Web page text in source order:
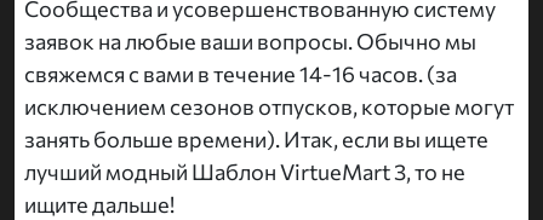
Сообщества и усовершенствованную систему
заявок на любые ваши вопросы. Обычно мы
свяжемся с вами в течение 14-16 часов. (за
исключением сезонов отпусков, которые могут
занять больше времени). Итак, если вы ищете
лучший модный Шаблон VirtueMart 3, то не
ищите дальше!